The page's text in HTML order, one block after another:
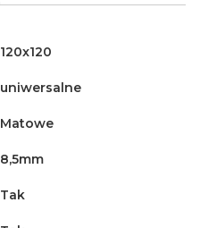
120x120
uniwersalne
Matowe
8,5mm
Tak